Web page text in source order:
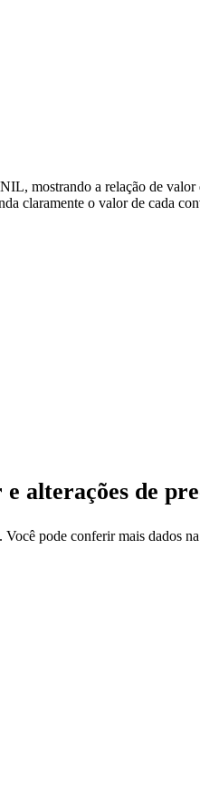
mostrando a relação de
claramente o valor de cada
alterações de
pode conferir mais dados